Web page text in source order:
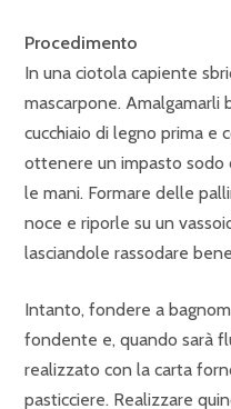
Procedimento
In una ciotola capiente
mascarpone. Amalgamarli
cucchiaio di legno prima e
ottenere un impasto sodo
le mani. Formare delle
noce e riporle su un
lasciandole rassodare
Intanto, fondere a
fondente e, quando sarà
realizzato con la carta
pasticciere. Realizzare